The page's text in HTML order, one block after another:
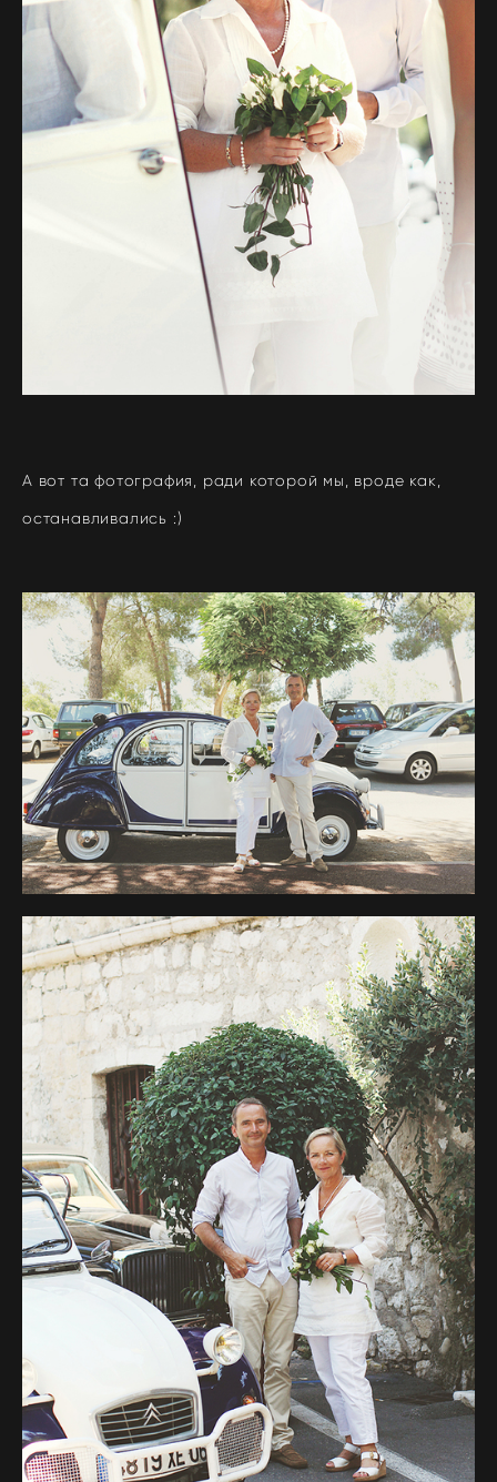
А вот та фотография, ради которой мы, вроде как,
останавливались :)